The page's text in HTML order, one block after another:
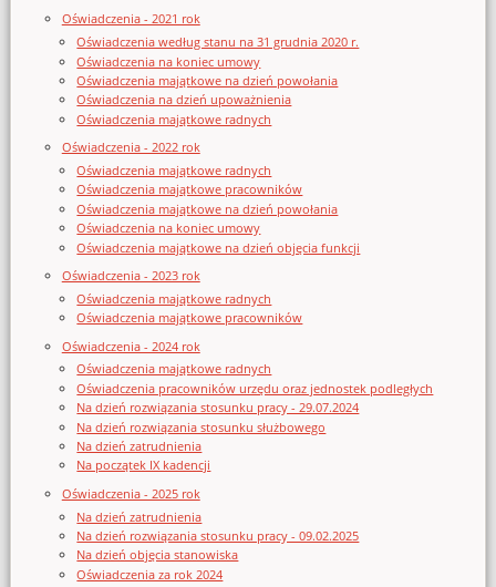
Oświadczenia - 2021 rok
Oświadczenia według stanu na 31 grudnia 2020 r.
Oświadczenia na koniec umowy
Oświadczenia majątkowe na dzień powołania
Oświadczenia na dzień upoważnienia
Oświadczenia majątkowe radnych
Oświadczenia - 2022 rok
Oświadczenia majątkowe radnych
Oświadczenia majątkowe pracowników
Oświadczenia majątkowe na dzień powołania
Oświadczenia na koniec umowy
Oświadczenia majątkowe na dzień objęcia funkcji
Oświadczenia - 2023 rok
Oświadczenia majątkowe radnych
Oświadczenia majątkowe pracowników
Oświadczenia - 2024 rok
Oświadczenia majątkowe radnych
Oświadczenia pracowników urzędu oraz jednostek podległych
Na dzień rozwiązania stosunku pracy - 29.07.2024
Na dzień rozwiązania stosunku służbowego
Na dzień zatrudnienia
Na początek IX kadencji
Oświadczenia - 2025 rok
Na dzień zatrudnienia
Na dzień rozwiązania stosunku pracy - 09.02.2025
Na dzień objęcia stanowiska
Oświadczenia za rok 2024